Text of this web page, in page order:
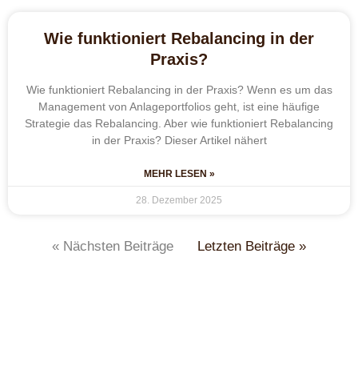
Wie funktioniert Rebalancing in der
Praxis?
Wie funktioniert Rebalancing in der Praxis? Wenn es um das
Management von Anlageportfolios geht, ist eine häufige
Strategie das Rebalancing. Aber wie funktioniert Rebalancing
in der Praxis? Dieser Artikel nähert
MEHR LESEN »
28. Dezember 2025
« Nächsten Beiträge Letzten Beiträge »